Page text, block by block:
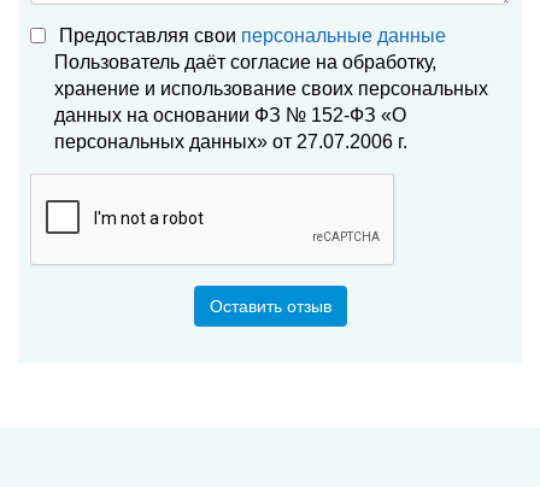
Предоставляя свои персональные данные
Пользователь даёт согласие на обработку,
хранение и использование своих персональных
данных на основании ФЗ № 152-ФЗ «О
персональных данных» от 27.07.2006 г.
Оставить отзыв